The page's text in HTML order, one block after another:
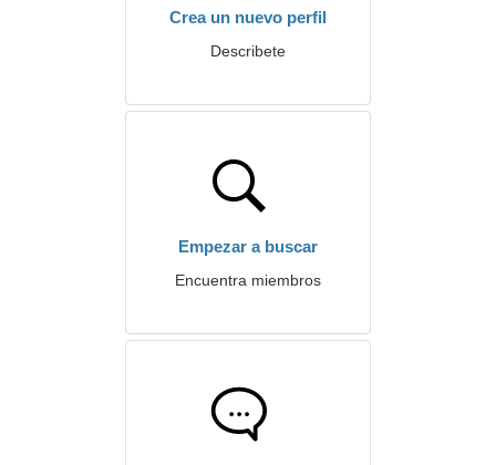
Crea un nuevo perfil
Describete
Empezar a buscar
Encuentra miembros